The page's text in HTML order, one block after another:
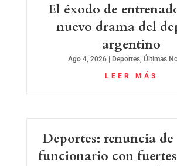
El éxodo de
nuevo drama del
argentino
Ago 4, 2026| Deportes, Últimas
LEER MÁS
Deportes: renuncia
funcionario con